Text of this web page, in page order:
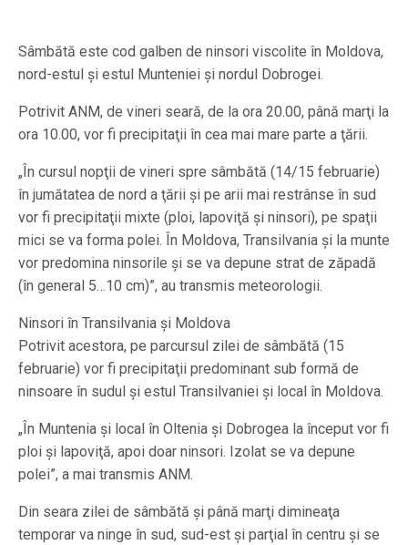
Sâmbătă este cod galben de ninsori viscolite în Moldova,
nord-estul şi estul Munteniei şi nordul Dobrogei.
Potrivit ANM, de vineri seară, de la ora 20.00, până marţi la
ora 10.00, vor fi precipitaţii în cea mai mare parte a ţării.
„În cursul nopţii de vineri spre sâmbătă (14/15 februarie)
în jumătatea de nord a ţării şi pe arii mai restrânse în sud
vor fi precipitaţii mixte (ploi, lapoviţă şi ninsori), pe spaţii
mici se va forma polei. În Moldova, Transilvania şi la munte
vor predomina ninsorile şi se va depune strat de zăpadă
(în general 5…10 cm)”, au transmis meteorologii.
Ninsori în Transilvania și Moldova
Potrivit acestora, pe parcursul zilei de sâmbătă (15
februarie) vor fi precipitaţii predominant sub formă de
ninsoare în sudul şi estul Transilvaniei şi local în Moldova.
„În Muntenia şi local în Oltenia şi Dobrogea la început vor fi
ploi şi lapoviţă, apoi doar ninsori. Izolat se va depune
polei”, a mai transmis ANM.
Din seara zilei de sâmbătă şi până marţi dimineaţa
temporar va ninge în sud, sud-est şi parţial în centru şi se